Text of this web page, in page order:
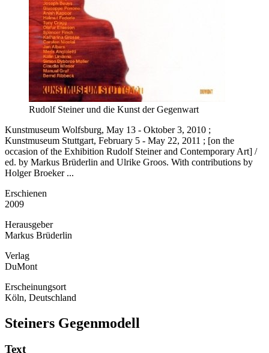
Rudolf Steiner und die Kunst der Gegenwart
Kunstmuseum Wolfsburg, May 13 - Oktober 3, 2010 ;
Kunstmuseum Stuttgart, February 5 - May 22, 2011 ; [on the
occasion of the Exhibition Rudolf Steiner and Contemporary Art] /
ed. by Markus Brüderlin and Ulrike Groos. With contributions by
Holger Broeker ...
Erschienen
2009
Herausgeber
Markus Brüderlin
Verlag
DuMont
Erscheinungsort
Köln, Deutschland
Steiners Gegenmodell
Text